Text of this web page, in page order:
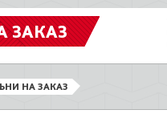
ЗАКАЗ
НА ЗАКАЗ